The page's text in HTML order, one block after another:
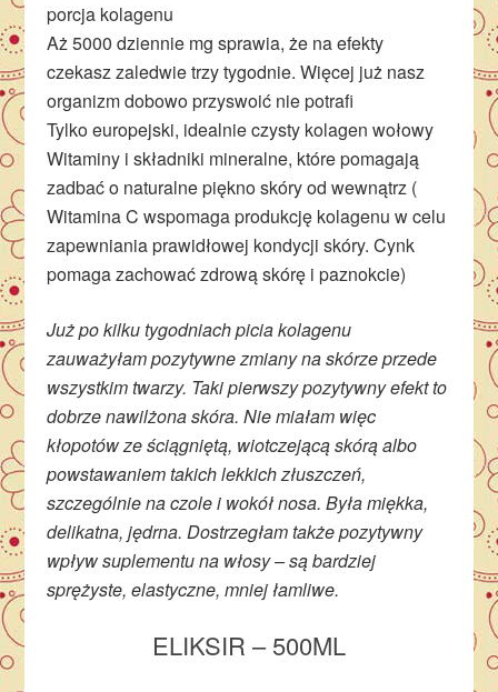
porcja kolagenu
Aż 5000 dziennie mg sprawia, że na efekty
czekasz zaledwie trzy tygodnie. Więcej już nasz
organizm dobowo przyswoić nie potrafi
Tylko europejski, idealnie czysty kolagen wołowy
Witaminy i składniki mineralne, które pomagają
zadbać o naturalne piękno skóry od wewnątrz (
Witamina C wspomaga produkcję kolagenu w celu
zapewniania prawidłowej kondycji skóry. Cynk
pomaga zachować zdrową skórę i paznokcie)
Już po kilku tygodniach picia kolagenu
zauważyłam pozytywne zmiany na skórze przede
wszystkim twarzy. Taki pierwszy pozytywny efekt to
dobrze nawilżona skóra. Nie miałam więc
kłopotów ze ściągniętą, wiotczejącą skórą albo
powstawaniem takich lekkich złuszczeń,
szczególnie na czole i wokół nosa. Była miękka,
delikatna, jędrna. Dostrzegłam także pozytywny
wpływ suplementu na włosy – są bardziej
sprężyste, elastyczne, mniej łamliwe.
ELIKSIR – 500ML